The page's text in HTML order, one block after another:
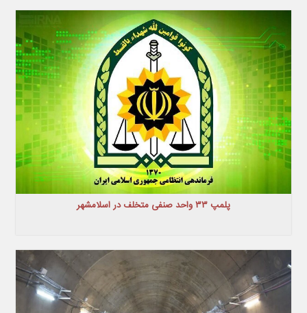
پلمپ ۳۳ واحد صنفی متخلف در اسلامشهر